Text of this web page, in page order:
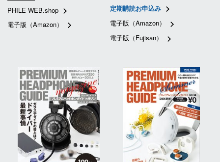
PHILE WEB.shop
電子版（Amazon）
定期購読お申込み
電子版（Amazon）
電子版（Fujisan）